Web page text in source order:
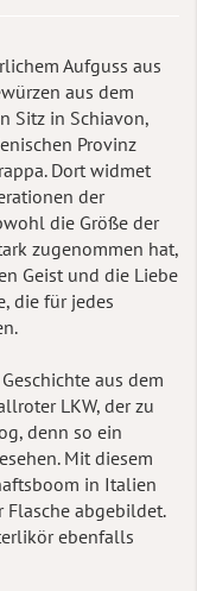
Aufguss aus
aus dem
Sitz in Schiavon,
Provinz
Dort widmet
der
die Größe der
zugenommen hat,
Geist und die Liebe
die für jedes
aus dem
LKW, der zu
denn so ein
Mit diesem
in Italien
Flasche abgebildet.
ebenfalls